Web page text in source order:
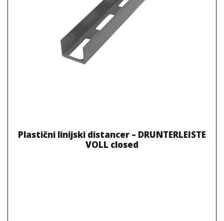
Plastični linijski distancer – DRUNTERLEISTE
VOLL closed